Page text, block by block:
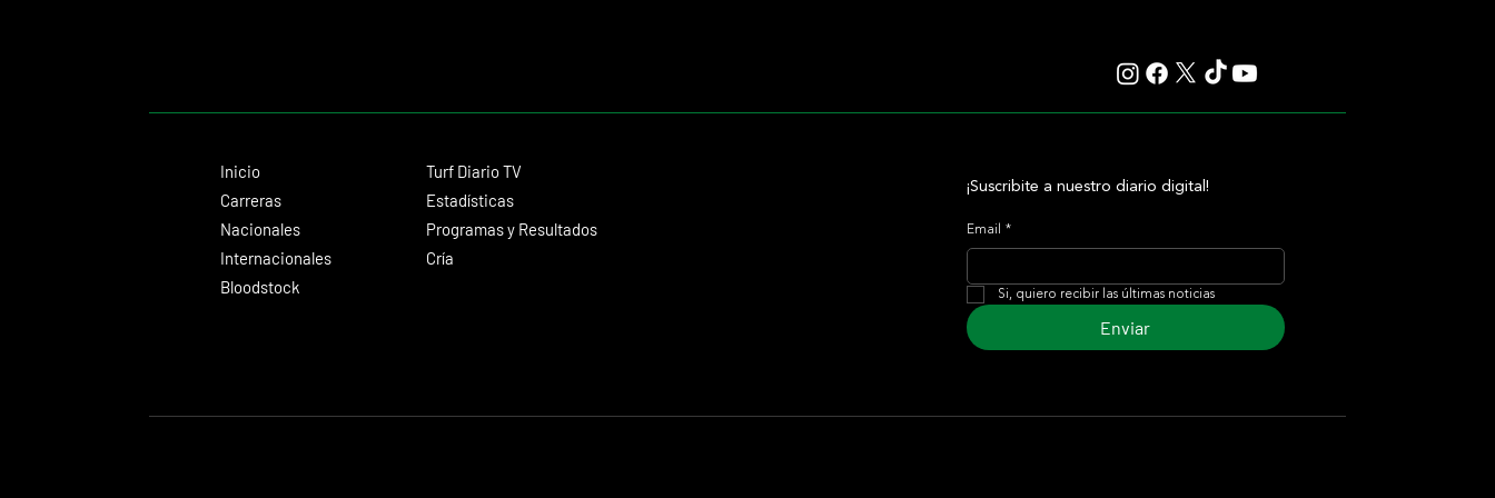
Inicio
Carreras
Nacionales
Internacionales
Bloodstock
Turf Diario TV
Estadísticas
Programas y Resultados
Cría
¡Suscribite a nuestro diario digital!
Email *
Si, quiero recibir las últimas noticias
Enviar